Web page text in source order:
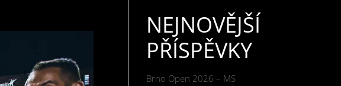
NEJNOVĚJŠÍ
PŘÍSPĚVKY
Brno Open 2026 – MS